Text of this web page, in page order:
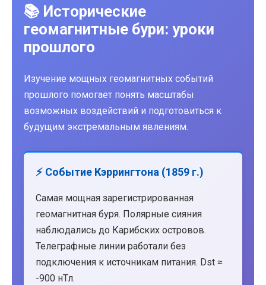
📚 Исторические
геомагнитные бури: уроки
прошлого
Изучение мощных геомагнитных событий
прошлого помогает понять масштабы
возможных воздействий и подготовиться к
будущим экстремальным явлениям.
⚡ Событие Кэррингтона (1859 г.)
Самая мощная зарегистрированная
геомагнитная буря. Полярные сияния
наблюдались до Карибских островов.
Телеграфные линии работали без
подключения к источникам питания. Dst ≈
-900 нТл.